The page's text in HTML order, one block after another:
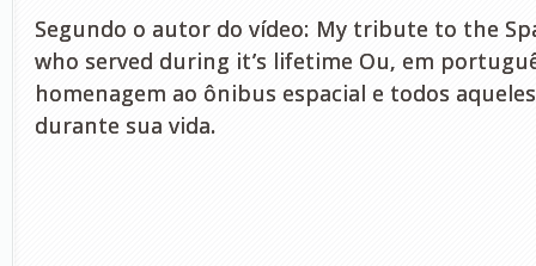
Segundo o autor do vídeo: My tribute to the
who served during it’s lifetime Ou, em
homenagem ao ônibus espacial e todos
durante sua vida.